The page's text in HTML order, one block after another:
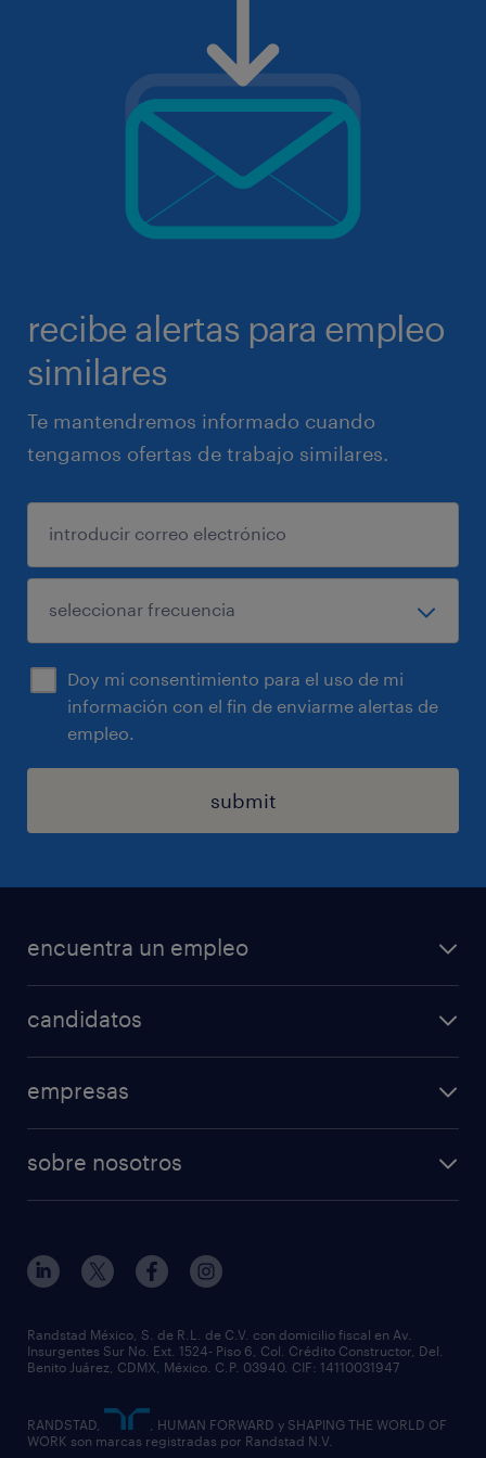
recibe alertas para empleo
similares
Te mantendremos informado cuando
tengamos ofertas de trabajo similares.
Doy mi consentimiento para el uso de mi
información con el fin de enviarme alertas de
empleo.
submit
encuentra un empleo
candidatos
professional
empresas
outplacement
casos de éxito
necesito personal
sobre nosotros
partner for talent
eventos & webinars
nuestras sucursales
equidad y diversidad
Randstad México, S. de R.L. de C.V. con domicilio fiscal en Av.
Insurgentes Sur No. Ext. 1524- Piso 6, Col. Crédito Constructor, Del.
Benito Juárez, CDMX, México. C.P. 03940. CIF: 14110031947
RANDSTAD,
, HUMAN FORWARD y SHAPING THE WORLD OF
WORK son marcas registradas por Randstad N.V.